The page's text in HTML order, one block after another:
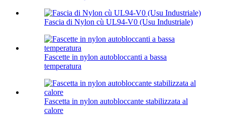
Fascia di Nylon cù UL94-V0 (Usu Industriale)
Fascette in nylon autobloccanti a bassa
temperatura
Fascetta in nylon autobloccante stabilizzata al
calore